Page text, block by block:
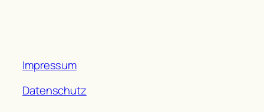
Impressum
Datenschutz